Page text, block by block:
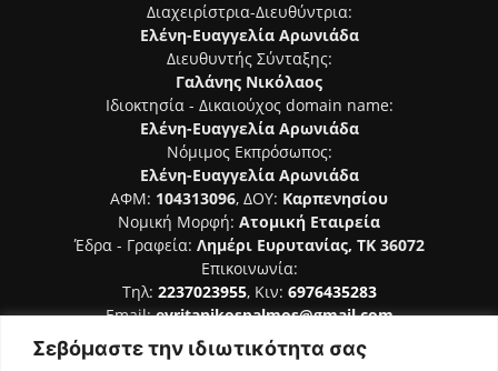
Σεβόμαστε την ιδιωτικότητα σας
Διαχειρίστρια-Διευθύντρια:
Ελένη-Ευαγγελία Αρωνιάδα
Διευθυντής Σύνταξης:
Γαλάνης Νικόλαος
Ιδιοκτησία - Δικαιούχος domain name:
Ελένη-Ευαγγελία Αρωνιάδα
Νόμιμος Εκπρόσωπος:
Ελένη-Ευαγγελία Αρωνιάδα
ΑΦΜ: 104313096, ΔΟΥ: Καρπενησίου
Νομική Μορφή: Ατομική Εταιρεία
Έδρα - Γραφεία: Λημέρι Ευρυτανίας, ΤΚ 36072
Επικοινωνία:
Τηλ: 2237023955, Κιν: 6976435283
Email:evritanikospalmos@gmail.com
Αριθμός Πιστοποίησης Μ.Η.Τ. 242044